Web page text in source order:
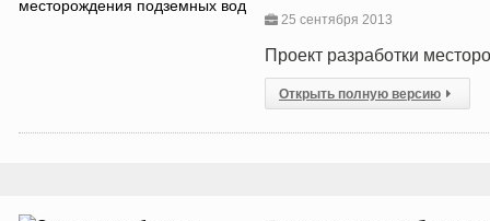
25 сентября 2013
Проект разработки
Открыть полную версию